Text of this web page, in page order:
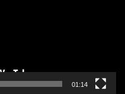
01:14